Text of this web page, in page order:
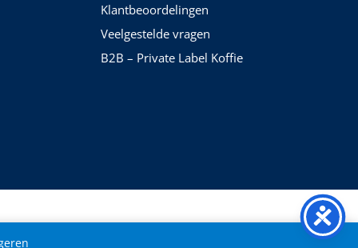
Klantbeoordelingen
Veelgestelde vragen
B2B – Private Label Koffie